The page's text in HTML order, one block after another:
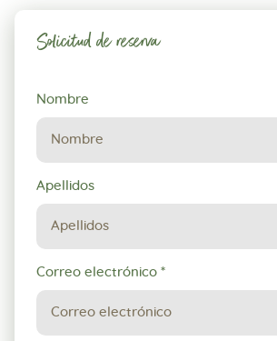
Solicitud de reserva
Solicitud
de
reserva
Nombre
Apellidos
Correo electrónico *